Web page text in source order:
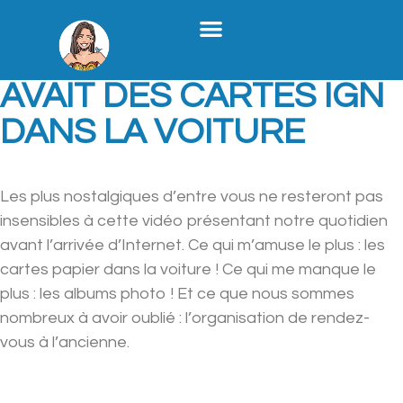
AVANT INTERNET, ON
AVAIT DES CARTES IGN
DANS LA VOITURE
Les plus nostalgiques d’entre vous ne resteront pas
insensibles à cette vidéo présentant notre quotidien
avant l’arrivée d’Internet. Ce qui m’amuse le plus : les
cartes papier dans la voiture ! Ce qui me manque le
plus : les albums photo ! Et ce que nous sommes
nombreux à avoir oublié : l’organisation de rendez-
vous à l’ancienne.